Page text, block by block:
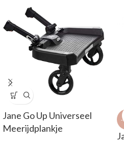
Jane Go Up Universeel
Meerijdplankje
-